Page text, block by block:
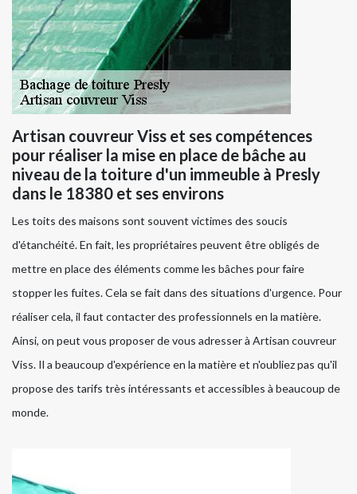
Artisan couvreur Viss et ses compétences
pour réaliser la mise en place de bâche au
niveau de la toiture d'un immeuble à Presly
dans le 18380 et ses environs
Les toits des maisons sont souvent victimes des soucis
d'étanchéité. En fait, les propriétaires peuvent être obligés de
mettre en place des éléments comme les bâches pour faire
stopper les fuites. Cela se fait dans des situations d'urgence. Pour
réaliser cela, il faut contacter des professionnels en la matière.
Ainsi, on peut vous proposer de vous adresser à Artisan couvreur
Viss. Il a beaucoup d'expérience en la matière et n'oubliez pas qu'il
propose des tarifs très intéressants et accessibles à beaucoup de
monde.